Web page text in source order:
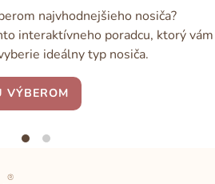
najvhodnejšieho nosiča?
interaktívneho poradcu, ktorý vám
ideálny typ nosiča.
VÝBEROM